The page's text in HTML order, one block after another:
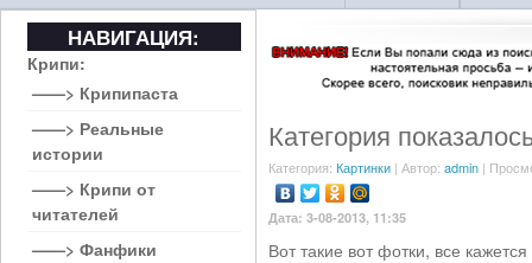
Категория
Категория: Картинки | Автор: admin |
Дата: 3-08-2013, 11:35
Вот такие вот фотки, все
НАВИГАЦИЯ:
Крипи:
——> Крипипаста
——> Реальные
истории
——> Крипи от
читателей
——> Фанфики